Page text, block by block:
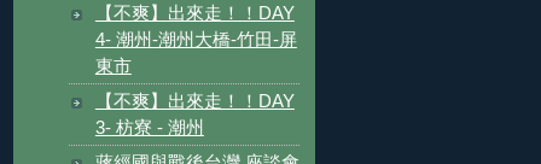
【不爽】出來走！！DAY
4- 潮州-潮州大橋-竹田-屏
東市
【不爽】出來走！！DAY
3- 枋寮 - 潮州